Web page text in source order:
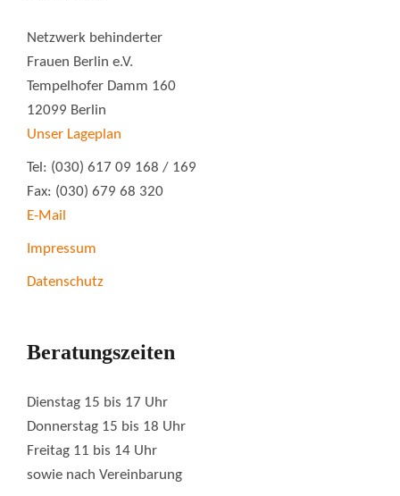
Netzwerk behinderter
Frauen Berlin e.V.
Tempelhofer Damm 160
12099 Berlin
Unser Lageplan
Tel: (030) 617 09 168 / 169
Fax: (030) 679 68 320
E-Mail
Impressum
Datenschutz
Beratungszeiten
Dienstag 15 bis 17 Uhr
Donnerstag 15 bis 18 Uhr
Freitag 11 bis 14 Uhr
sowie nach Vereinbarung